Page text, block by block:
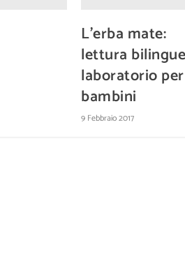
L’erba mate:
lettura
laboratorio per
bambini
9 Febbraio 2017